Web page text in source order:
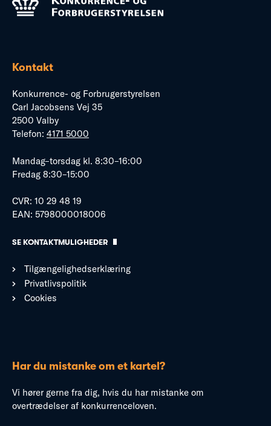
Kontakt
Konkurrence- og Forbrugerstyrelsen
Carl Jacobsens Vej 35
2500 Valby
Telefon: 4171 5000
Mandag–torsdag kl. 8:30–16:00
Fredag 8:30–15:00
CVR: 10 29 48 19
EAN: 5798000018006
SE KONTAKTMULIGHEDER
Tilgængelighedserklæring
Privatlivspolitik
Cookies
Har du mistanke om et kartel?
Vi hører gerne fra dig, hvis du har mistanke om
overtrædelser af konkurrenceloven.